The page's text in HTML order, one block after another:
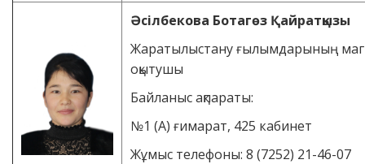
Әсілбекова Ботагөз Қайратқызы
Жаратылыстану ғылымдарының
оқытушы
Байланыс ақпараты:
№1 (А) ғимарат, 425 кабинет
Жұмыс телефоны: 8 (7252) 21-46-07